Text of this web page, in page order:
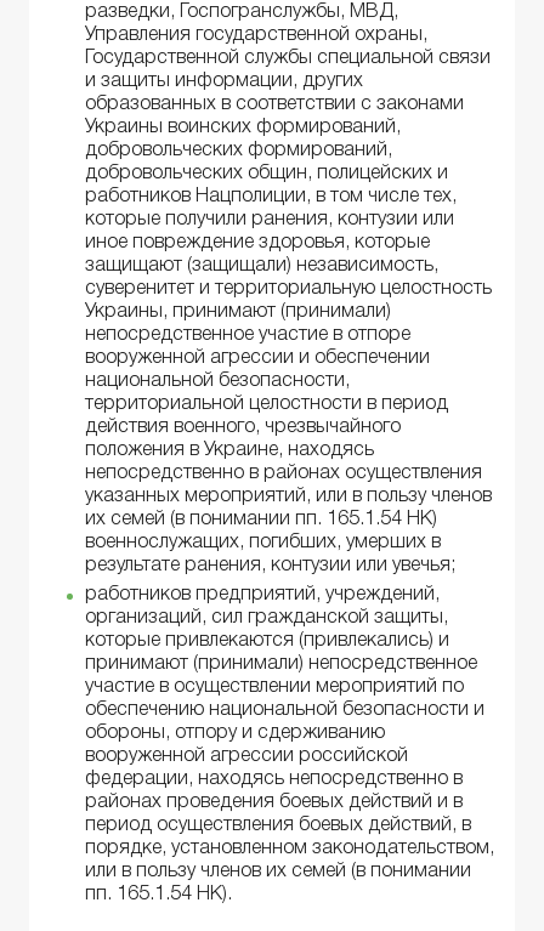
разведки, Госпогранслужбы, МВД,
Управления государственной охраны,
Государственной службы специальной связи
и защиты информации, других
образованных в соответствии с законами
Украины воинских формирований,
добровольческих формирований,
добровольческих общин, полицейских и
работников Нацполиции, в том числе тех,
которые получили ранения, контузии или
иное повреждение здоровья, которые
защищают (защищали) независимость,
суверенитет и территориальную целостность
Украины, принимают (принимали)
непосредственное участие в отпоре
вооруженной агрессии и обеспечении
национальной безопасности,
территориальной целостности в период
действия военного, чрезвычайного
положения в Украине, находясь
непосредственно в районах осуществления
указанных мероприятий, или в пользу членов
их семей (в понимании пп. 165.1.54 НК)
военнослужащих, погибших, умерших в
результате ранения, контузии или увечья;
работников предприятий, учреждений,
организаций, сил гражданской защиты,
которые привлекаются (привлекались) и
принимают (принимали) непосредственное
участие в осуществлении мероприятий по
обеспечению национальной безопасности и
обороны, отпору и сдерживанию
вооруженной агрессии российской
федерации, находясь непосредственно в
районах проведения боевых действий и в
период осуществления боевых действий, в
порядке, установленном законодательством,
или в пользу членов их семей (в понимании
пп. 165.1.54 НК).